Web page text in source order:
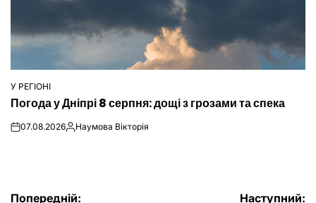
ОПУБЛІКУВАТИ
У РЕГІОНІ
Погода у Дніпрі 8 серпня: дощі з грозами та спека
on07.08.2026Опубліковано
Наумова Вікторія
Попередній: Наступний: